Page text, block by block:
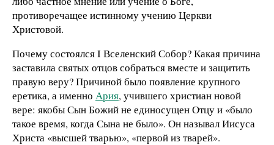
противоречащее истинному учению Церкви
Христовой.
Почему состоялся I Вселенский Собор? Какая причина
заставила святых отцов собраться вместе и защитить
правую веру? Причиной было появление крупного
еретика, а именно Ария, учившего христиан новой
вере: якобы Сын Божий не единосущен Отцу и «было
такое время, когда Сына не было». Он называл Иисуса
Христа «высшей тварью», «первой из тварей».